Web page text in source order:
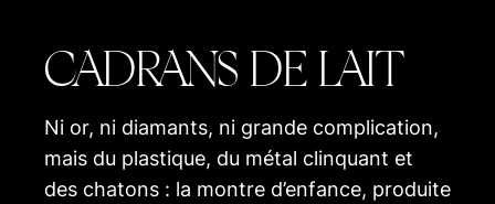
CADRANS DE LAIT
Ni or, ni diamants, ni grande complication,
mais du plastique, du métal clinquant et
des chatons : la montre d’enfance, produite